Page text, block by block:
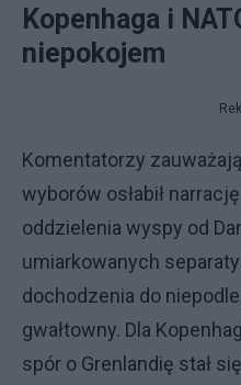
Kopenhaga i
niepokojem
Komentatorzy
wyborów osłabił
oddzielenia wyspy od
umiarkowanych
dochodzenia do
gwałtowny. Dla
spór o Grenlandię stał